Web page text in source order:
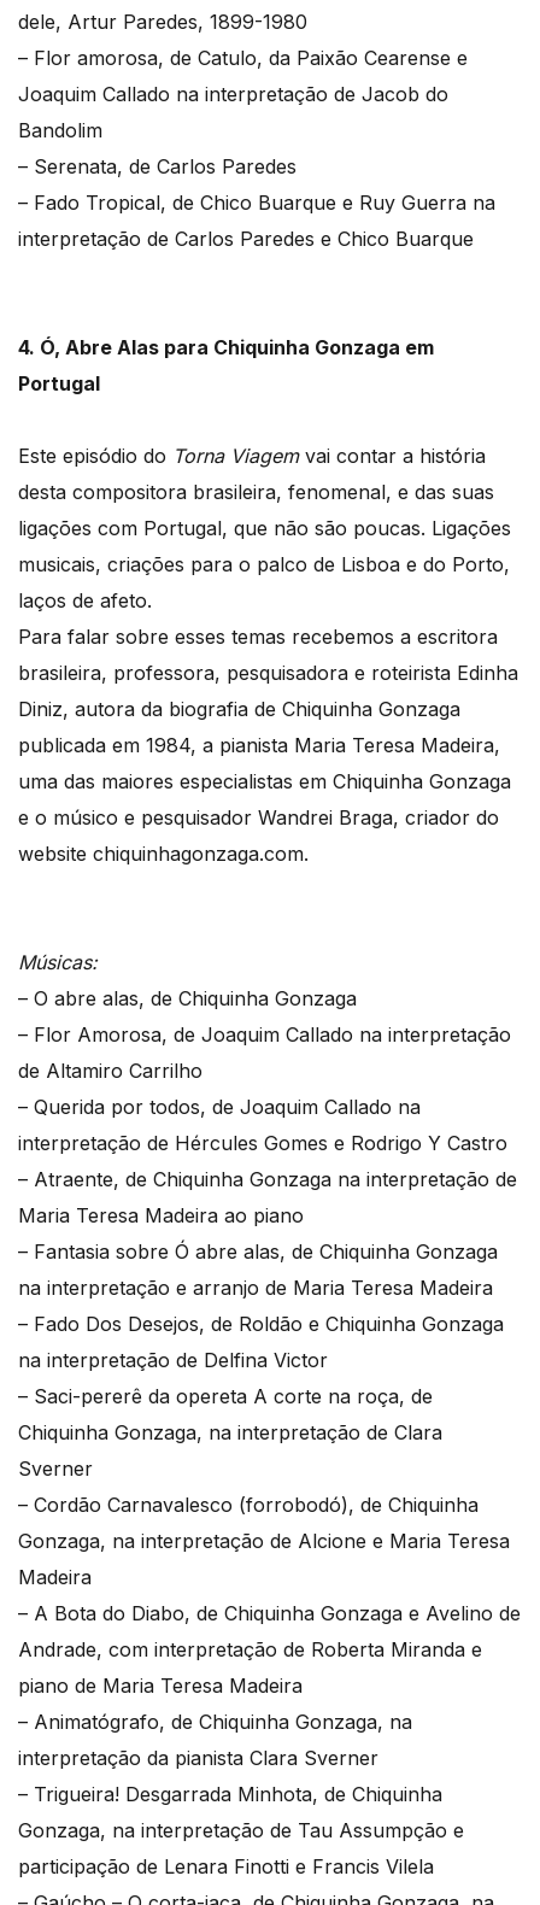
dele, Artur Paredes, 1899-1980
– Flor amorosa, de Catulo, da Paixão Cearense e
Joaquim Callado na interpretação de Jacob do
Bandolim
– Serenata, de Carlos Paredes
– Fado Tropical, de Chico Buarque e Ruy Guerra na
interpretação de Carlos Paredes e Chico Buarque
4. Ó, Abre Alas para Chiquinha Gonzaga em
Portugal
Este episódio do Torna Viagemvai contar a história
desta compositora brasileira, fenomenal, e das suas
ligações com Portugal, que não são poucas. Ligações
musicais, criações para o palco de Lisboa e do Porto,
laços de afeto.
Para falar sobre esses temas recebemos a escritora
brasileira, professora, pesquisadora e roteirista Edinha
Diniz, autora da biografia de Chiquinha Gonzaga
publicada em 1984, a pianista Maria Teresa Madeira,
uma das maiores especialistas em Chiquinha Gonzaga
e o músico e pesquisador Wandrei Braga, criador do
website chiquinhagonzaga.com.
Músicas:
– O abre alas, de Chiquinha Gonzaga
– Flor Amorosa, de Joaquim Callado na interpretação
de Altamiro Carrilho
– Querida por todos, de Joaquim Callado na
interpretação de Hércules Gomes e Rodrigo Y Castro
– Atraente, de Chiquinha Gonzaga na interpretação de
Maria Teresa Madeira ao piano
– Fantasia sobre Ó abre alas, de Chiquinha Gonzaga
na interpretação e arranjo de Maria Teresa Madeira
– Fado Dos Desejos, de Roldão e Chiquinha Gonzaga
na interpretação de Delfina Victor
– Saci-pererê da opereta A corte na roça, de
Chiquinha Gonzaga, na interpretação de Clara
Sverner
– Cordão Carnavalesco (forrobodó), de Chiquinha
Gonzaga, na interpretação de Alcione e Maria Teresa
Madeira
– A Bota do Diabo, de Chiquinha Gonzaga e Avelino de
Andrade, com interpretação de Roberta Miranda e
piano de Maria Teresa Madeira
– Animatógrafo, de Chiquinha Gonzaga, na
interpretação da pianista Clara Sverner
– Trigueira! Desgarrada Minhota, de Chiquinha
Gonzaga, na interpretação de Tau Assumpção e
participação de Lenara Finotti e Francis Vilela